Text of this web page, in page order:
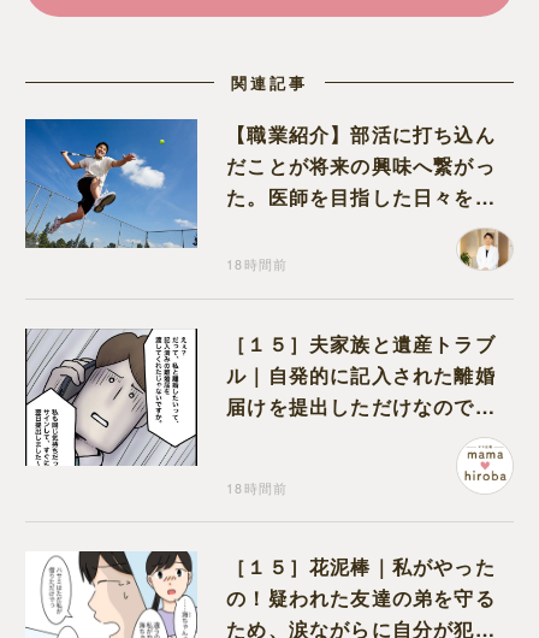
関連記事
【職業紹介】部活に打ち込ん
だことが将来の興味へ繋がっ
た。医師を目指した日々を振
18時間前
［１５］夫家族と遺産トラブ
ル｜自発的に記入された離婚
届けを提出しただけなので、
18時間前
［１５］花泥棒｜私がやった
の！疑われた友達の弟を守る
ため、涙ながらに自分が犯人